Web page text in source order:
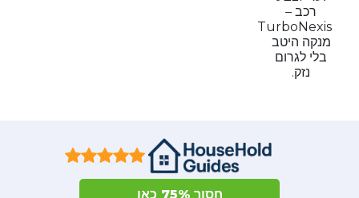
רכב –
TurboNexis
מנקה היטב
בלי לגרום
נזק.
חסוך 75% כאן